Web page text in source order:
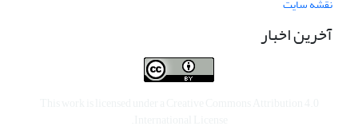
نقشه سایت
آخرین اخبار